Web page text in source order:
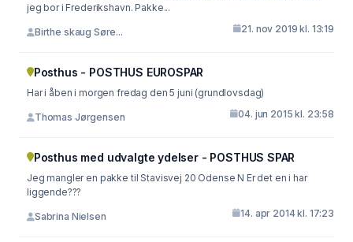
jeg bor i Frederikshavn. Pakke...
Birthe skaug Søre... 21. nov 2019 kl. 13:19
Posthus - POSTHUS EUROSPAR
Har i åben i morgen fredag den 5 juni (grundlovsdag)
Thomas Jørgensen 04. jun 2015 kl. 23:58
Posthus med udvalgte ydelser - POSTHUS SPAR
Jeg mangler en pakke til Stavisvej 20 Odense N Er det en i har
liggende???
Sabrina Nielsen 14. apr 2014 kl. 17:23